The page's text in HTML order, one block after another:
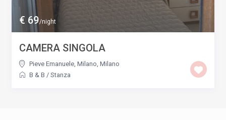
€ 69/night
CAMERA SINGOLA
Pieve Emanuele, Milano,Milano
B & B /Stanza